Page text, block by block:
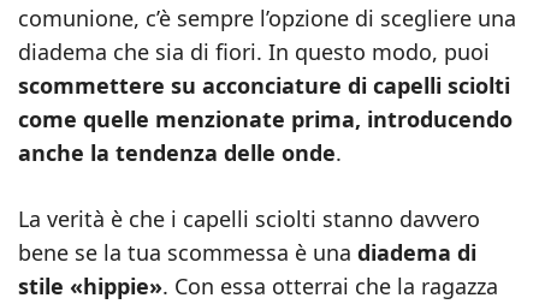
comunione, c’è sempre l’opzione di scegliere una
diadema che sia di fiori. In questo modo, puoi
scommettere su acconciature di capelli sciolti
come quelle menzionate prima, introducendo
anche la tendenza delle onde.
La verità è che i capelli sciolti stanno davvero
bene se la tua scommessa è una diadema di
stile «hippie». Con essa otterrai che la ragazza